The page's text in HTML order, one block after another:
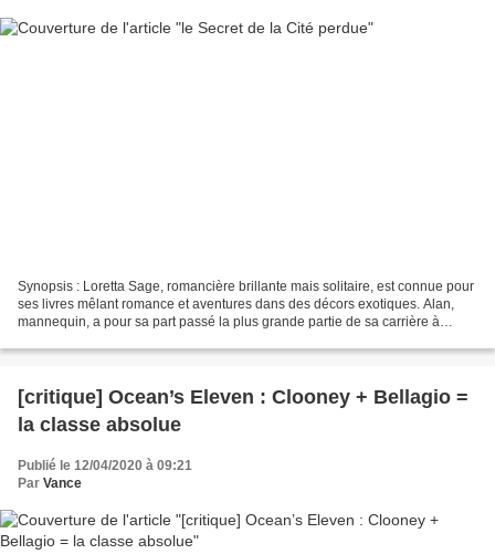
Synopsis : Loretta Sage, romancière brillante mais solitaire, est connue pour
ses livres mêlant romance et aventures dans des décors exotiques. Alan,
mannequin, a pour sa part passé la plus grande partie de sa carrière à
[critique] Ocean’s Eleven : Clooney + Bellagio =
la classe absolue
Publié le 12/04/2020 à 09:21
Par Vance